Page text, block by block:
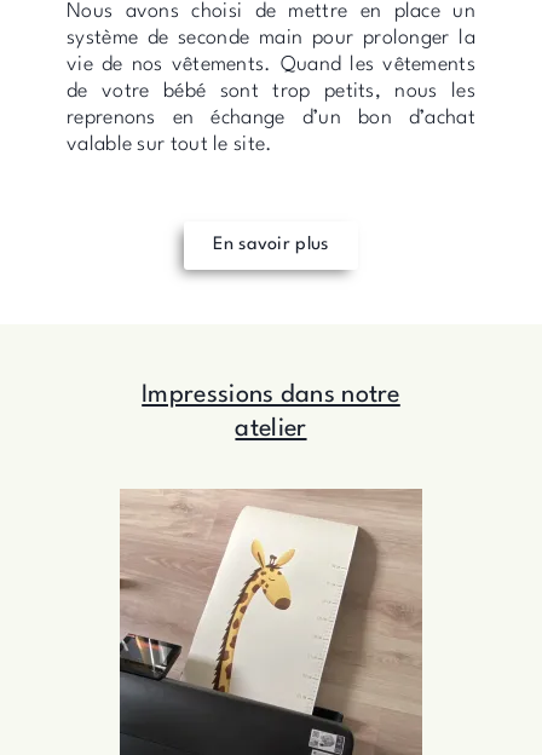
Nous avons choisi de mettre en place un
système de seconde main pour prolonger la
vie de nos vêtements. Quand les vêtements
de votre bébé sont trop petits, nous les
reprenons en échange d’un bon d’achat
valable sur tout le site.
En savoir plus
Impressions dans notre
atelier